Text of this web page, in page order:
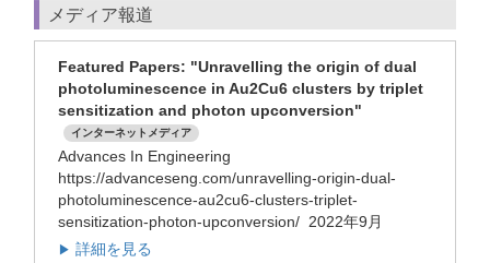
メディア報道
Featured Papers: "Unravelling the origin of dual
photoluminescence in Au2Cu6 clusters by triplet
sensitization and photon upconversion"
インターネットメディア
Advances In Engineering
https://advanceseng.com/unravelling-origin-dual-
photoluminescence-au2cu6-clusters-triplet-
sensitization-photon-upconversion/ 2022年9月
▶ 詳細を見る